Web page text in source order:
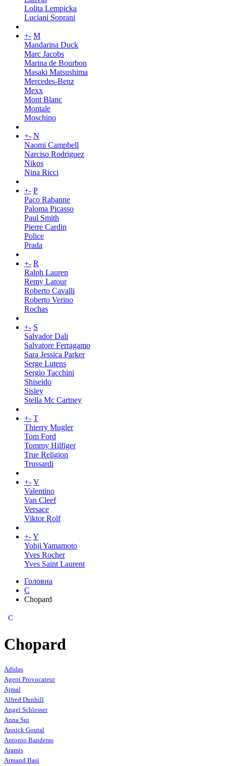
Lolita Lempicka
Luciani Soprani
+- M
Mandarina Duck
Marc Jacobs
Marina de Bourbon
Masaki Matsushima
Mercedes-Benz
Mexx
Mont Blanc
Montale
Moschino
+- N
Naomi Campbell
Narciso Rodriguez
Nikos
Nina Ricci
+- P
Paco Rabanne
Paloma Picasso
Paul Smith
Pierre Cardin
Police
Prada
+- R
Ralph Lauren
Remy Latour
Roberto Cavalli
Roberto Verino
Rochas
+- S
Salvador Dali
Salvatore Ferragamo
Sara Jessica Parker
Serge Lutens
Sergio Tacchini
Shiseido
Sisley
Stella Mc Cartney
+- T
Thierry Mugler
Tom Ford
Tommy Hilfiger
True Religion
Trussardi
+- V
Valentino
Van Cleef
Versace
Viktor Rolf
+-Y
Yohji Yamamoto
Yves Rocher
Yves Saint Laurent
Головна
C
Chopard
C
Chopard
Adidas
Agent Provocateur
Ajmal
Alfred Dunhill
Angel Schlesser
Anna Sui
Annick Goutal
Antonio Banderas
Aramis
Armand Basi